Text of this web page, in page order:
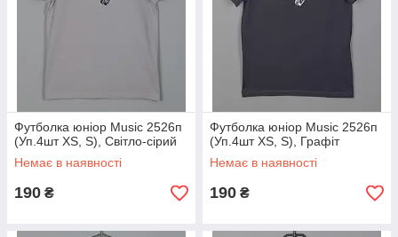
Футболка юніор Music 2526п
(Уп.4шт XS, S), Світло-сірий
Немає в наявності
190 ₴
Футболка юніор Music 2526п
(Уп.4шт XS, S), Графіт
Немає в наявності
190 ₴